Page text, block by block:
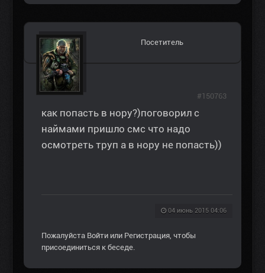
Посетитель
как попасть в нору?)поговорил с
наймами пришло смс что надо
осмотреть труп а в нору не попасть))
04 июнь 2015 04:06
#150763
Пожалуйста Войти или Регистрация, чтобы
присоединиться к беседе.